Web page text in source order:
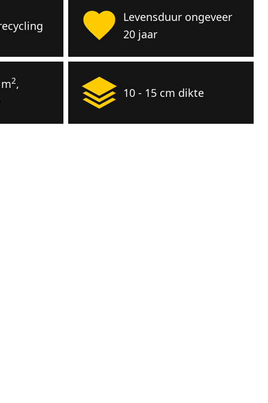
Levensduur ongeveer
20 jaar
2,
10 - 15 cm dikte